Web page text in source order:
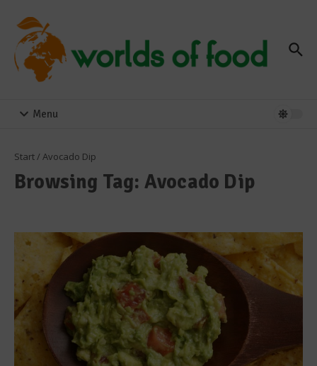
Menu
Start/ Avocado Dip
Browsing Tag: Avocado Dip